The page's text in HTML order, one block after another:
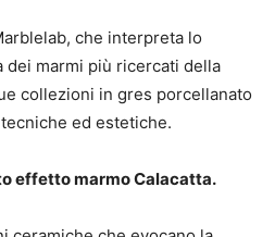
che interpreta lo
dei marmi più ricercati della
collezioni in gres porcellanato
ed estetiche.
effetto marmo Calacatta.